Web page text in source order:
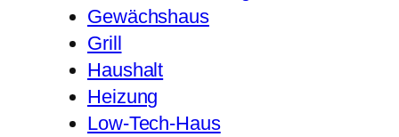
Gewächshaus
Grill
Haushalt
Heizung
Low-Tech-Haus